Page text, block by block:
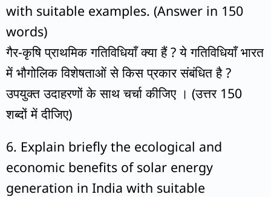
with suitable examples. (Answer in 150
words)
गैर-कृषि प्राथमिक गतिविधियाँ क्या हैं ? ये गतिविधियाँ भारत
में भौगोलिक विशेषताओं से किस प्रकार संबंधित है ?
उपयुक्त उदाहरणों के साथ चर्चा कीजिए । (उत्तर 150
शब्दों में दीजिए)
6. Explain briefly the ecological and
economic benefits of solar energy
generation in India with suitable